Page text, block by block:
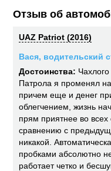
Отзыв об
UAZ Patriot (2016)
Вася, водительский
Достоинства:
Патрола я променял
причем еще и денег
облегчением, жизнь
прям приятнее во
сравнению с
никакой.
пробками абсолютно
работает четко и